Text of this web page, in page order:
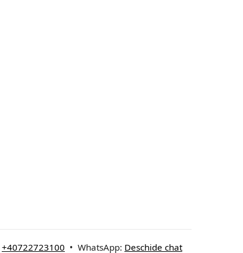
+40722723100 • WhatsApp: Deschide chat